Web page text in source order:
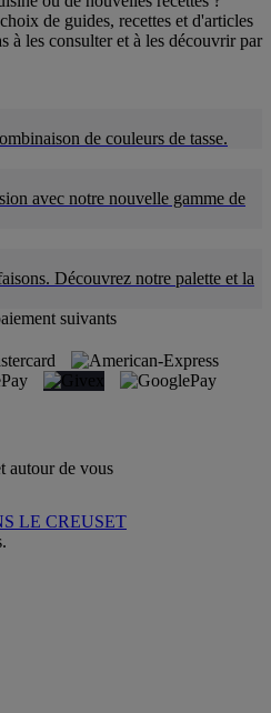
de guides, recettes et d'articles
à les consulter et à les découvrir par
de couleurs de tasse.
avec notre nouvelle gamme de
Découvrez notre palette et la
suivants
autour de vous
LE CREUSET